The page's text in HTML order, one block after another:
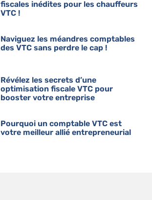
fiscales inédites pour les chauffeurs
VTC !
Naviguez les méandres comptables
des VTC sans perdre le cap !
Révélez les secrets d’une
optimisation fiscale VTC pour
booster votre entreprise
Pourquoi un comptable VTC est
votre meilleur allié entrepreneurial